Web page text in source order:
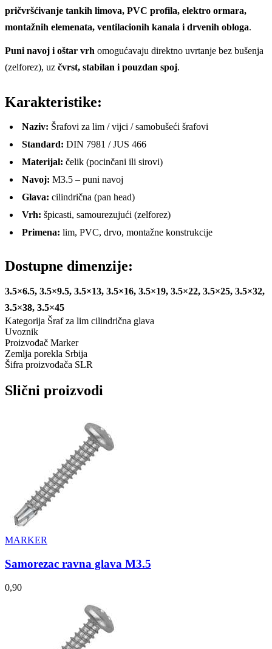
pričvršćivanje tankih limova, PVC profila, elektro ormara,
montažnih elemenata, ventilacionih kanala i drvenih obloga.
Puni navoj i oštar vrh omogućavaju direktno uvrtanje bez bušenja
(zelforez), uz čvrst, stabilan i pouzdan spoj.
Karakteristike:
Naziv: Šrafovi za lim / vijci / samobušeći šrafovi
Standard: DIN 7981 / JUS 466
Materijal: čelik (pocinčani ili sirovi)
Navoj: M3.5 – puni navoj
Glava: cilindrična (pan head)
Vrh: špicasti, samourezujući (zelforez)
Primena: lim, PVC, drvo, montažne konstrukcije
Dostupne dimenzije:
3.5×6.5, 3.5×9.5, 3.5×13, 3.5×16, 3.5×19, 3.5×22, 3.5×25, 3.5×32,
3.5×38, 3.5×45
Kategorija Šraf za lim cilindrična glava
Uvoznik
Proizvođač Marker
Zemlja porekla Srbija
Šifra proizvođača SLR
Slični proizvodi
MARKER
Samorezac ravna glava M3.5
0,90